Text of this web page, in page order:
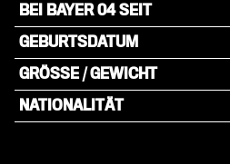
BEI BAYER 04 SEIT
GEBURTSDATUM
GRÖSSE / GEWICHT
NATIONALITÄT